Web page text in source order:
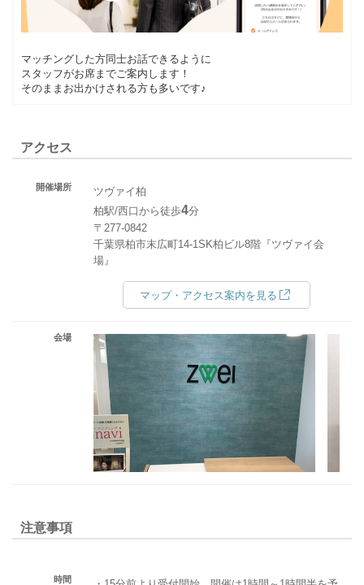
マッチングした方同士お話できるように
スタッフがお席までご案内します！
そのままお出かけされる方も多いです♪
アクセス
開催場所
ツヴァイ柏
柏駅/西口から徒歩4分
〒277-0842
千葉県柏市末広町14-1SK柏ビル8階『ツヴァイ会
場』
マップ・アクセス案内を見る
会場
注意事項
時間